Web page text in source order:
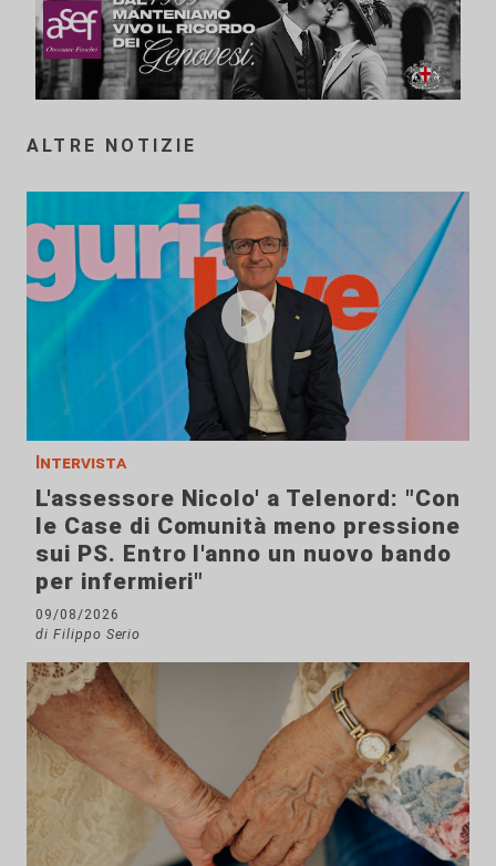
ALTRE NOTIZIE
Intervista
L'assessore Nicolo' a Telenord: "Con
le Case di Comunità meno pressione
sui PS. Entro l'anno un nuovo bando
per infermieri"
09/08/2026
di Filippo Serio